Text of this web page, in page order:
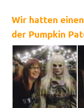
Wir hatten
der Pumpkin